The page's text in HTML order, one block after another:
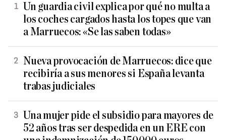
Un guardia civil explica por qué no multa a
los coches cargados hasta los topes que van
a Marruecos: «Se las saben todas»
Nueva provocación de Marruecos: dice que
recibiría a sus menores si España levanta
trabas judiciales
Una mujer pide el subsidio para mayores de
52 años tras ser despedida en un ERE con